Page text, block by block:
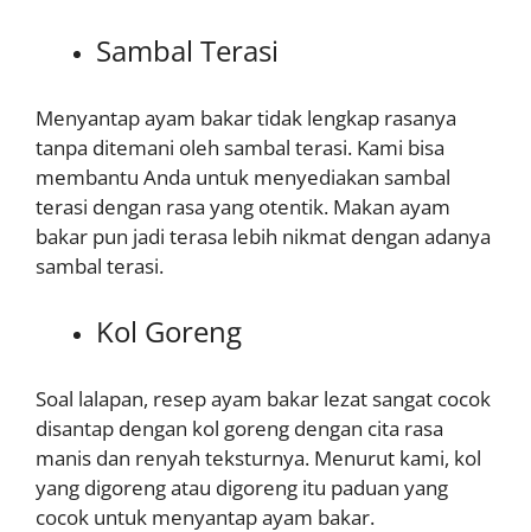
Sambal Terasi
Menyantap ayam bakar tidak lengkap rasanya
tanpa ditemani oleh sambal terasi. Kami bisa
membantu Anda untuk menyediakan sambal
terasi dengan rasa yang otentik. Makan ayam
bakar pun jadi terasa lebih nikmat dengan adanya
sambal terasi.
Kol Goreng
Soal lalapan, resep ayam bakar lezat sangat cocok
disantap dengan kol goreng dengan cita rasa
manis dan renyah teksturnya. Menurut kami, kol
yang digoreng atau digoreng itu paduan yang
cocok untuk menyantap ayam bakar.